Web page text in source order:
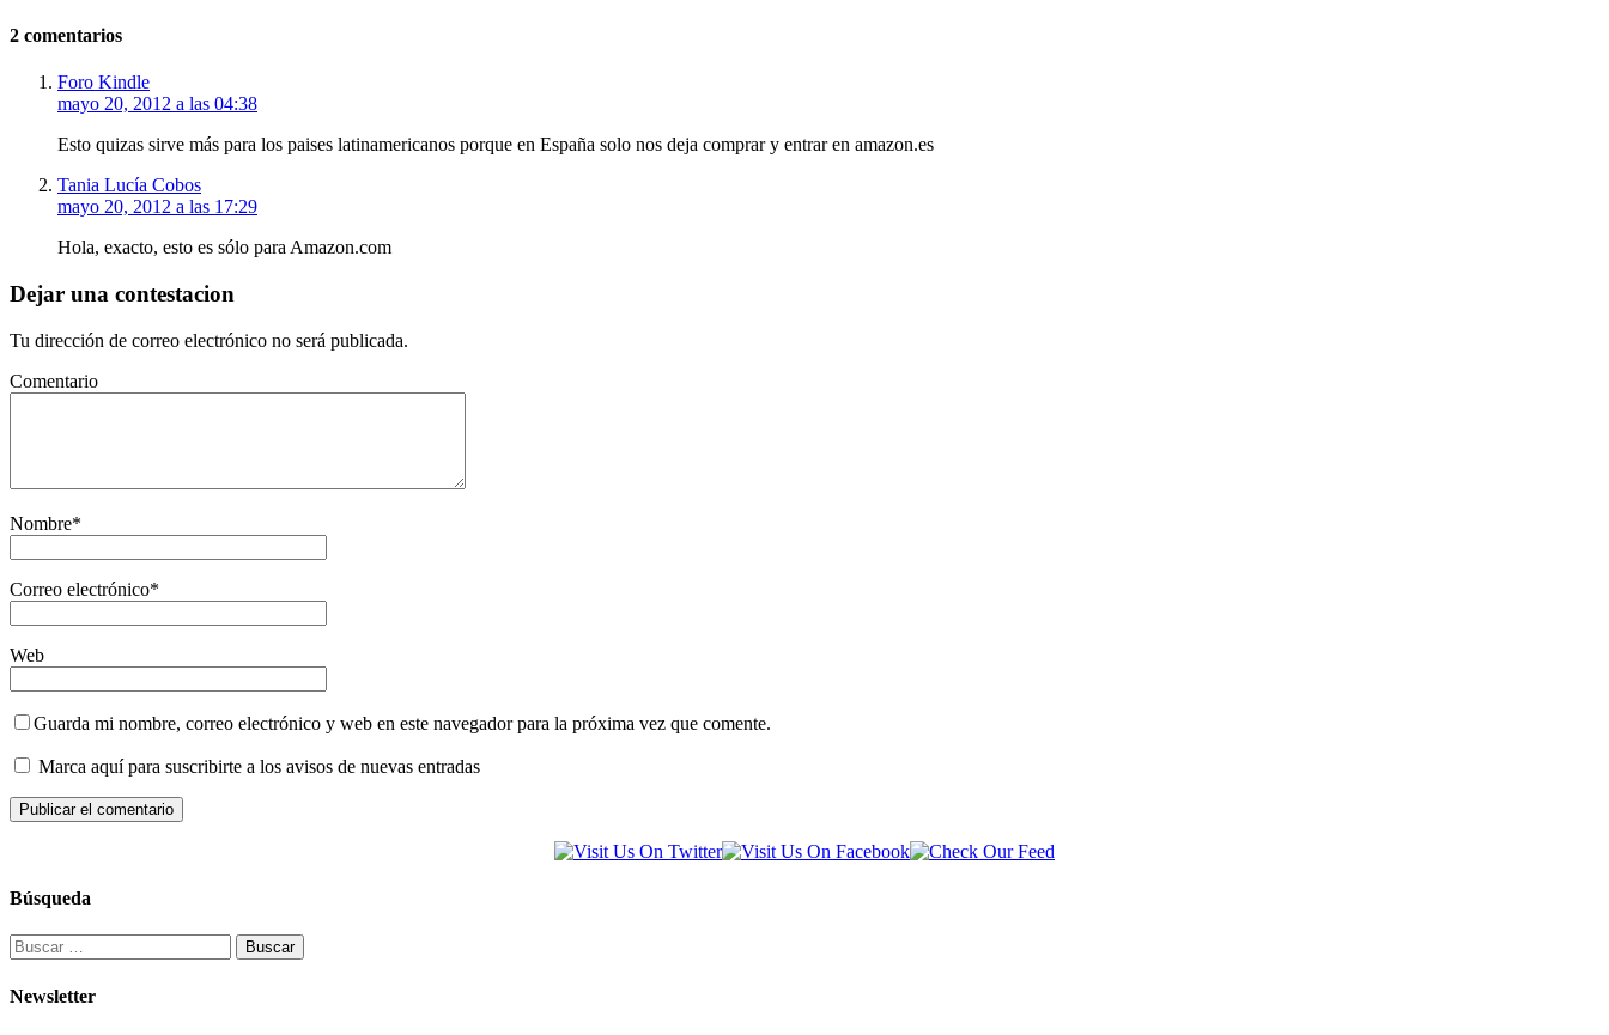
2 comentarios
Foro Kindle
mayo 20, 2012 a las 04:38
Esto quizas sirve más para los paises latinamericanos porque en España solo nos deja comprar y entrar en amazon.es
Tania Lucía Cobos
mayo 20, 2012 a las 17:29
Hola, exacto, esto es sólo para Amazon.com
Dejar una contestacion
Tu dirección de correo electrónico no será publicada.
Comentario
Nombre*
Correo electrónico*
Web
Guarda mi nombre, correo electrónico y web en este navegador para la próxima vez que comente.
Marca aquí para suscribirte a los avisos de nuevas entradas
Búsqueda
Buscar:
Newsletter